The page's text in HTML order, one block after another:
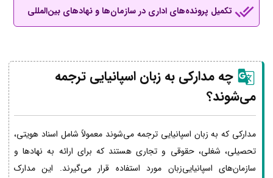
تکمیل پرونده‌های اداری در سازمان‌ها و نهادهای بین‌المللی
چه مدارکی به زبان اسپانیایی ترجمه
می‌شوند؟
مدارکی که به زبان اسپانیایی ترجمه می‌شوند معمولاً شامل اسناد هویتی،
تحصیلی، شغلی، حقوقی و تجاری هستند که برای ارائه به نهادها و
سازمان‌های اسپانیایی‌زبان مورد استفاده قرار می‌گیرند. این مدارک